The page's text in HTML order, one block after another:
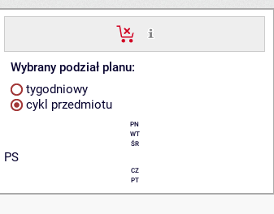
Wybrany podział planu:
tygodniowy
cykl przedmiotu
PN
WT
ŚR
PS
CZ
PT